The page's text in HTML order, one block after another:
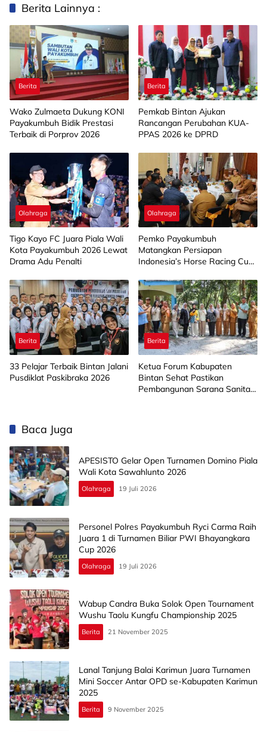
Berita Lainnya :
Berita
Wako Zulmaeta Dukung KONI
Payakumbuh Bidik Prestasi
Terbaik di Porprov 2026
Berita
Pemkab Bintan Ajukan
Rancangan Perubahan KUA-
PPAS 2026 ke DPRD
Olahraga
Tigo Kayo FC Juara Piala Wali
Kota Payakumbuh 2026 Lewat
Drama Adu Penalti
Olahraga
Pemko Payakumbuh
Matangkan Persiapan
Indonesia’s Horse Racing Cup
Berita
33 Pelajar Terbaik Bintan Jalani
Pusdiklat Paskibraka 2026
Berita
Ketua Forum Kabupaten
Bintan Sehat Pastikan
Pembangunan Sarana Sanitasi
Baca Juga
APESISTO Gelar Open Turnamen Domino Piala
Wali Kota Sawahlunto 2026
Olahraga 19 Juli 2026
​Personel Polres Payakumbuh Ryci Carma Raih
Juara 1 di Turnamen Biliar PWI Bhayangkara
Cup 2026
Olahraga 19 Juli 2026
Wabup Candra Buka Solok Open Tournament
Wushu Taolu Kungfu Championship 2025
Berita 21 November 2025
Lanal Tanjung Balai Karimun Juara Turnamen
Mini Soccer Antar OPD se-Kabupaten Karimun
2025
Berita 9 November 2025